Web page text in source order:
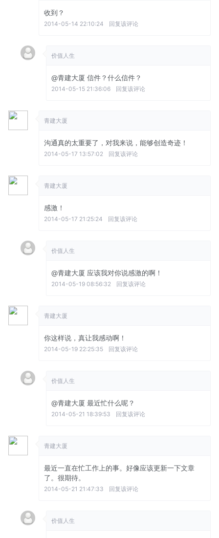
收到？
2014-05-14 22:10:24 回复该评论
价值人生
@青建大厦 信件？什么信件？
2014-05-15 21:36:06 回复该评论
青建大厦
沟通真的太重要了，对我来说，能够创造奇迹！
2014-05-17 13:57:02 回复该评论
青建大厦
感激！
2014-05-17 21:25:24 回复该评论
价值人生
@青建大厦 应该我对你说感激的啊！
2014-05-19 08:56:32 回复该评论
青建大厦
你这样说，真让我感动啊！
2014-05-19 22:25:35 回复该评论
价值人生
@青建大厦 最近忙什么呢？
2014-05-21 18:39:53 回复该评论
青建大厦
最近一直在忙工作上的事。好像应该更新一下文章
了。很期待。
2014-05-21 21:47:33 回复该评论
价值人生